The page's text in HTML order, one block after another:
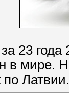
23
в мире.
по Латвии.